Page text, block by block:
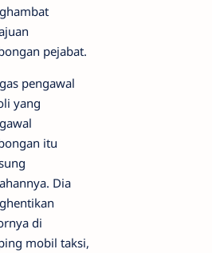
pejabat.
pengawal
yang
itu
Dia
di
mobil taksi,